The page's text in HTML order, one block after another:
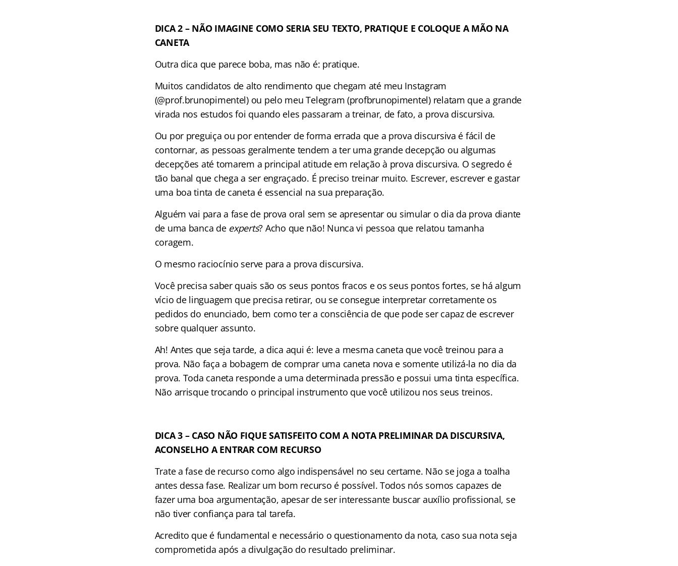
DICA 2 – NÃO IMAGINE COMO SERIA SEU TEXTO, PRATIQUE E COLOQUE A MÃO NA
CANETA
Outra dica que parece boba, mas não é: pratique.
Muitos candidatos de alto rendimento que chegam até meu Instagram
(@prof.brunopimentel) ou pelo meu Telegram (profbrunopimentel) relatam que a grande
virada nos estudos foi quando eles passaram a treinar, de fato, a prova discursiva.
Ou por preguiça ou por entender de forma errada que a prova discursiva é fácil de
contornar, as pessoas geralmente tendem a ter uma grande decepção ou algumas
decepções até tomarem a principal atitude em relação à prova discursiva. O segredo é
tão banal que chega a ser engraçado. É preciso treinar muito. Escrever, escrever e gastar
uma boa tinta de caneta é essencial na sua preparação.
Alguém vai para a fase de prova oral sem se apresentar ou simular o dia da prova diante
de uma banca de experts? Acho que não! Nunca vi pessoa que relatou tamanha
coragem.
O mesmo raciocínio serve para a prova discursiva.
Você precisa saber quais são os seus pontos fracos e os seus pontos fortes, se há algum
vício de linguagem que precisa retirar, ou se consegue interpretar corretamente os
pedidos do enunciado, bem como ter a consciência de que pode ser capaz de escrever
sobre qualquer assunto.
Ah! Antes que seja tarde, a dica aqui é: leve a mesma caneta que você treinou para a
prova. Não faça a bobagem de comprar uma caneta nova e somente utilizá-la no dia da
prova. Toda caneta responde a uma determinada pressão e possui uma tinta específica.
Não arrisque trocando o principal instrumento que você utilizou nos seus treinos.
DICA 3 – CASO NÃO FIQUE SATISFEITO COM A NOTA PRELIMINAR DA DISCURSIVA,
ACONSELHO A ENTRAR COM RECURSO
Trate a fase de recurso como algo indispensável no seu certame. Não se joga a toalha
antes dessa fase. Realizar um bom recurso é possível. Todos nós somos capazes de
fazer uma boa argumentação, apesar de ser interessante buscar auxílio profissional, se
não tiver confiança para tal tarefa.
Acredito que é fundamental e necessário o questionamento da nota, caso sua nota seja
comprometida após a divulgação do resultado preliminar.